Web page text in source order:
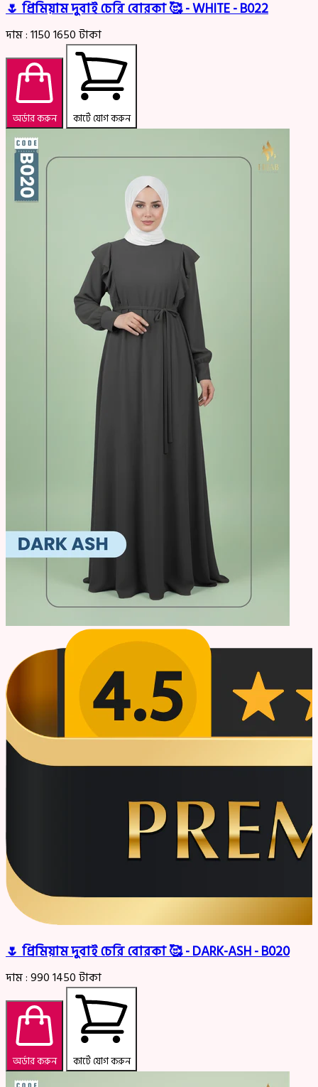
🌷 প্রিমিয়াম দুবাই চেরি বোরকা 🥰 - WHITE - B022
দাম :11501650টাকা
অর্ডার করুন কার্টে যোগ করুন
🌷 প্রিমিয়াম দুবাই চেরি বোরকা 🥰 - DARK-ASH - B020
দাম :9901450টাকা
অর্ডার করুন কার্টে যোগ করুন